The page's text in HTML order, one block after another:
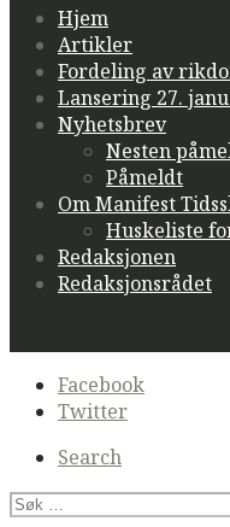
Hjem
Artikler
Fordeling av
Lansering 27.
Nyhetsbrev
Nesten
Påmeldt
Om Manifest
Huskeliste
Redaksjonen
Redaksjonsrådet
Secondary
navigation
Facebook
Twitter
Search
Søk